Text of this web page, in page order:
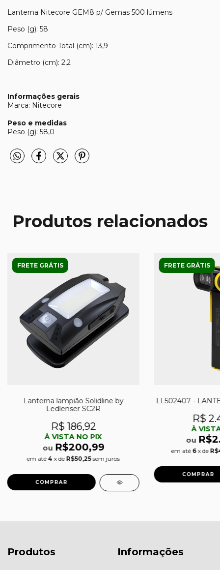
Lanterna Nitecore GEM8 p/ Gemas 500 lúmens
Peso (g): 58
Comprimento Total (cm): 13,9
Diâmetro (cm): 2,2
Informações gerais
Marca: Nitecore
Peso e medidas
Peso (g): 58,0
Produtos relacionados
FRETE GRÁTIS
Lanterna lampião Solidline by
Ledlenser SC2R
R$ 186,92
À VISTA NO PIX
ou R$200,99
em até4 x de R$50,25 sem juros
FRETE GRÁTIS
LL502407 -
R$
À
ou
em até 6 x de
Produtos Informações